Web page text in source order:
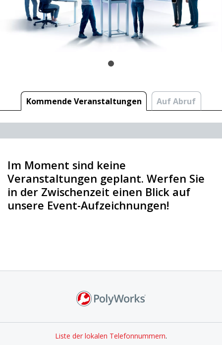
Kommende Veranstaltungen Auf Abruf
Im Moment sind keine
Veranstaltungen geplant. Werfen Sie
in der Zwischenzeit einen Blick auf
unsere Event-Aufzeichnungen!
Liste der lokalen Telefonnummern.